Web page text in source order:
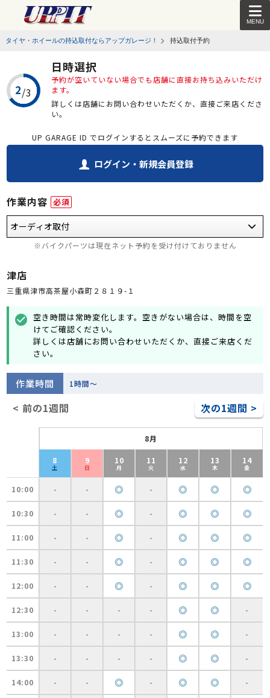
MENU
タイヤ・ホイールの持込取付ならアップガレージ！ 持込取付予約
日時選択
予約が空いていない場合でも店舗に直接お持ち込みいただけ
ます。
詳しくは店舗にお問い合わせいただくか、直接ご来店くださ
い。
UP GARAGE ID でログインするとスムーズに予約できます
ログイン・新規会員登録
作業内容 必須
※バイクパーツは現在ネット予約を受け付けておりません
津店
三重県津市高茶屋小森町２８１９-１
check_circle 空き時間は常時変化します。空きがない場合は、時間を空
けてご確認ください。
詳しくは店舗にお問い合わせいただくか、直接ご来店くだ
さい。
作業時間 1時間～
< 前の1週間 次の1週間 >
8月
8
土
9
日
10
月
11
火
12
水
13
木
14
金
10:00 - - ◎ - ◎ ◎ ◎
10:30 - - ◎ - ◎ ◎ ◎
11:00 - - ◎ - ◎ ◎ ◎
11:30 - - ◎ - ◎ ◎ ◎
12:00 - - ◎ - ◎ ◎ ◎
12:30 - - - - ◎ ◎ -
13:00 - - - - ◎ ◎ -
13:30 - - - - ◎ ◎ -
14:00 - - ◎ - ◎ ◎ -